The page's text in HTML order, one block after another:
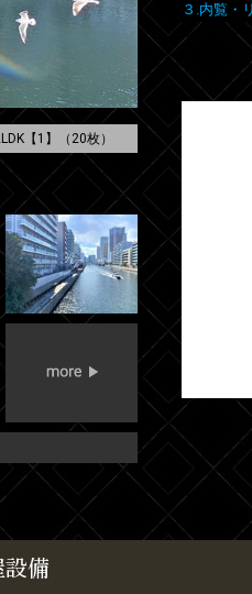
【1】（20枚）
３.内覧・
備